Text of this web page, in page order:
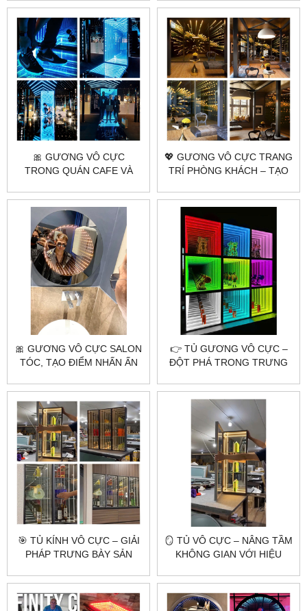
CAO
🎀 GƯƠNG VÔ CỰC
TRONG QUÁN CAFE VÀ
CỰC ĐỈNH
💖 GƯƠNG VÔ CỰC TRANG
TRÍ PHÒNG KHÁCH – TẠO
🎀 GƯƠNG VÔ CỰC SALON
TÓC, TẠO ĐIỂM NHẤN ẤN
👉 TỦ GƯƠNG VÔ CỰC –
ĐỘT PHÁ TRONG TRƯNG
🎯 TỦ KÍNH VÔ CỰC – GIẢI
PHÁP TRƯNG BÀY SẢN
CẤP
🪞 TỦ VÔ CỰC – NÂNG TẦM
KHÔNG GIAN VỚI HIỆU
ĐÁO